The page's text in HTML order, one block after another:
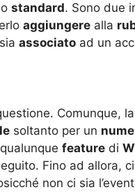
standard. Sono due
aggiungere alla
associato ad un
Comunque, la
soltanto per un
feature di
Fino ad allora,
non ci sia